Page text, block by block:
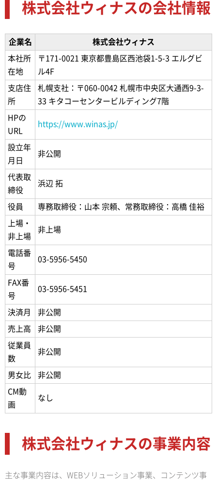
株式会社ウィナスの会社情報
企業名 株式会社ウィナス
本社所
在地
〒171-0021 東京都豊島区西池袋1-5-3 エルグビ
ル4F
支店住
所
札幌支社：〒060-0042 札幌市中央区大通西9-3-
33 キタコーセンタービルディング7階
HPの
URL
https://www.winas.jp/
設立年
月日
非公開
代表取
締役
浜辺 拓
役員 専務取締役：山本 宗頼、常務取締役：高橋 佳裕
上場・
非上場
非上場
電話番
号
03-5956-5450
FAX番
号
03-5956-5451
決済月 非公開
売上高 非公開
従業員
数
非公開
男女比 非公開
CM動
画
なし
株式会社ウィナスの事業内容
主な事業内容は、WEBソリューション事業、コンテンツ事